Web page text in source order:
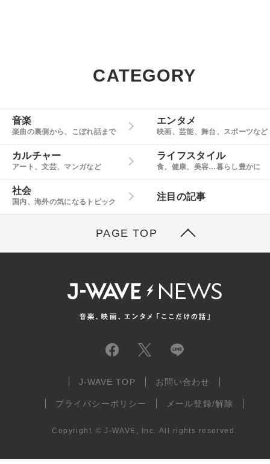
CATEGORY
音楽
楽曲の裏側から、こぼれ話まで
エンタメ
映画、芸能、舞台、スポーツなど
カルチャー
アート、文芸、マンガなど
ライフスタイル
食、健康、美容…暮らし豊かに
社会
国内、海外の気になるトピック
注目の記事
PAGE TOP
J-WAVE TOP お問い合わせ
プライバシーポリシー メール登録/解除
Copyright © J-WAVE, Inc. All rights reserved.